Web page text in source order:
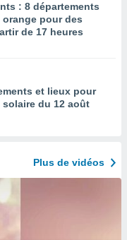
: 8 départements
pour des
de 17 heures
et lieux pour
solaire du 12 août
Plus de vidéos